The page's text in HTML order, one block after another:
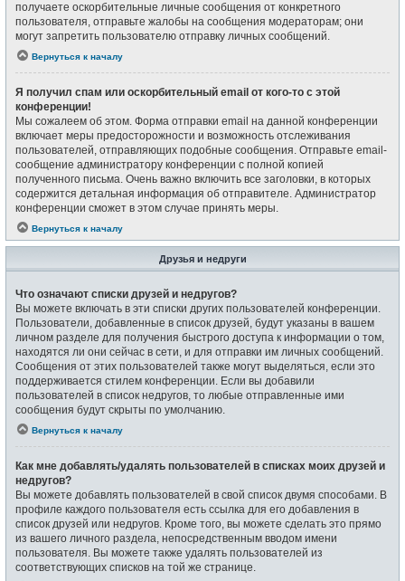
получаете оскорбительные личные сообщения от конкретного
пользователя, отправьте жалобы на сообщения модераторам; они
могут запретить пользователю отправку личных сообщений.
Вернуться к началу
Я получил спам или оскорбительный email от кого-то с этой
конференции!
Мы сожалеем об этом. Форма отправки email на данной конференции
включает меры предосторожности и возможность отслеживания
пользователей, отправляющих подобные сообщения. Отправьте email-
сообщение администратору конференции с полной копией
полученного письма. Очень важно включить все заголовки, в которых
содержится детальная информация об отправителе. Администратор
конференции сможет в этом случае принять меры.
Вернуться к началу
Друзья и недруги
Что означают списки друзей и недругов?
Вы можете включать в эти списки других пользователей конференции.
Пользователи, добавленные в список друзей, будут указаны в вашем
личном разделе для получения быстрого доступа к информации о том,
находятся ли они сейчас в сети, и для отправки им личных сообщений.
Сообщения от этих пользователей также могут выделяться, если это
поддерживается стилем конференции. Если вы добавили
пользователей в список недругов, то любые отправленные ими
сообщения будут скрыты по умолчанию.
Вернуться к началу
Как мне добавлять/удалять пользователей в списках моих друзей и
недругов?
Вы можете добавлять пользователей в свой список двумя способами. В
профиле каждого пользователя есть ссылка для его добавления в
список друзей или недругов. Кроме того, вы можете сделать это прямо
из вашего личного раздела, непосредственным вводом имени
пользователя. Вы можете также удалять пользователей из
соответствующих списков на той же странице.